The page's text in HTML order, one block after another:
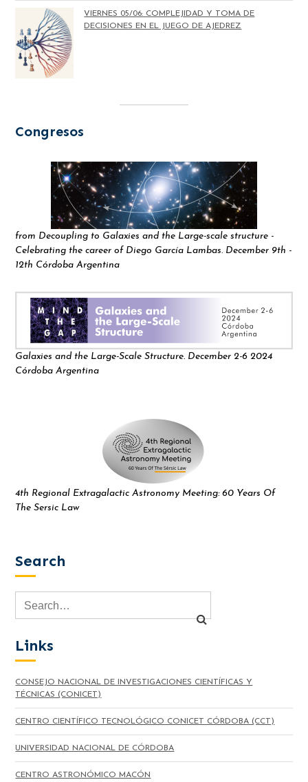
VIERNES 05/06: COMPLEJIDAD Y TOMA DE
DECISIONES EN EL JUEGO DE AJEDREZ
Congresos
from Decoupling to Galaxies and the Large-scale structure -
Celebrating the career of Diego García Lambas. December 9th -
12th Córdoba Argentina
Galaxies and the Large-Scale Structure. December 2-6 2024
Córdoba Argentina
4th Regional Extragalactic Astronomy Meeting: 60 Years Of
The Sersic Law
Search
Links
CONSEJO NACIONAL DE INVESTIGACIONES CIENTÍFICAS Y
TÉCNICAS (CONICET)
CENTRO CIENTÍFICO TECNOLÓGICO CONICET CÓRDOBA (CCT)
UNIVERSIDAD NACIONAL DE CÓRDOBA
CENTRO ASTRONÓMICO MACÓN